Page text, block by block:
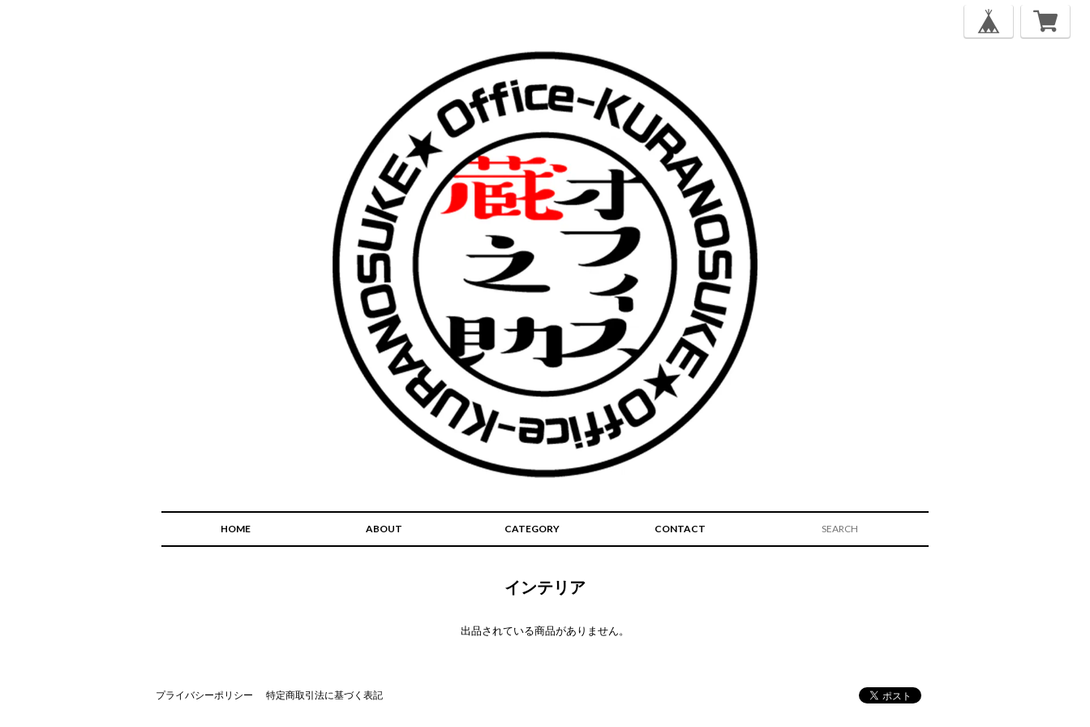
HOME ABOUT CATEGORY CONTACT
インテリア
出品されている商品がありません。
プライバシーポリシー 特定商取引法に基づく表記